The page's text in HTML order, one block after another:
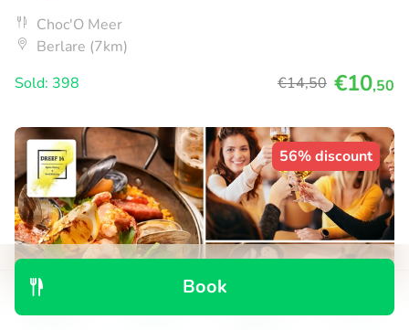
Book
Choc'O Meer
Berlare (7km)
Sold: 398
€14,50 €10,50
56% discount